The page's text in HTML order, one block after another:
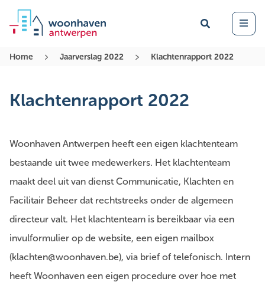
Zoek Open
Home Jaarverslag 2022 Klachtenrapport 2022
Klachtenrapport 2022
Woonhaven Antwerpen heeft een eigen klachtenteam
bestaande uit twee medewerkers. Het klachtenteam
maakt deel uit van dienst Communicatie, Klachten en
Facilitair Beheer dat rechtstreeks onder de algemeen
directeur valt. Het klachtenteam is bereikbaar via een
invulformulier op de website, een eigen mailbox
(klachten@woonhaven.be), via brief of telefonisch. Intern
heeft Woonhaven een eigen procedure over hoe met